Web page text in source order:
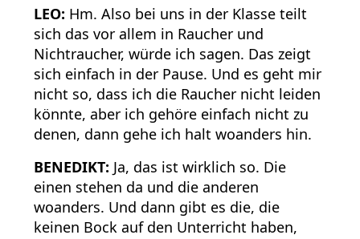
LEO: Hm. Also bei uns in der Klasse teilt
sich das vor allem in Raucher und
Nichtraucher, würde ich sagen. Das zeigt
sich einfach in der Pause. Und es geht mir
nicht so, dass ich die Raucher nicht leiden
könnte, aber ich gehöre einfach nicht zu
denen, dann gehe ich halt woanders hin.
BENEDIKT: Ja, das ist wirklich so. Die
einen stehen da und die anderen
woanders. Und dann gibt es die, die
keinen Bock auf den Unterricht haben,